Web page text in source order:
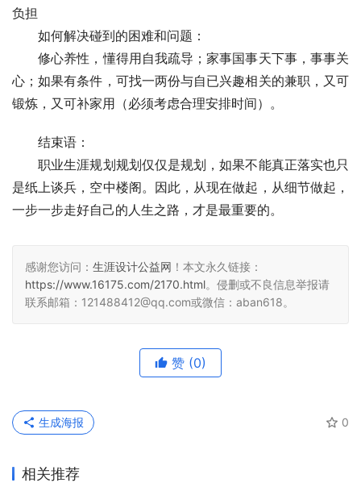
负担
如何解决碰到的困难和问题：
修心养性，懂得用自我疏导；家事国事天下事，事事关
心；如果有条件，可找一两份与自已兴趣相关的兼职，又可
锻炼，又可补家用（必须考虑合理安排时间）。
结束语：
职业生涯规划规划仅仅是规划，如果不能真正落实也只
是纸上谈兵，空中楼阁。因此，从现在做起，从细节做起，
一步一步走好自己的人生之路，才是最重要的。
感谢您访问： 生涯设计公益网 ！本文永久链接：
https://www.16175.com/2170.html。侵删或不良信息举报请
联系邮箱：121488412@qq.com或微信：aban618。
赞 (0)
0
生成海报
相关推荐